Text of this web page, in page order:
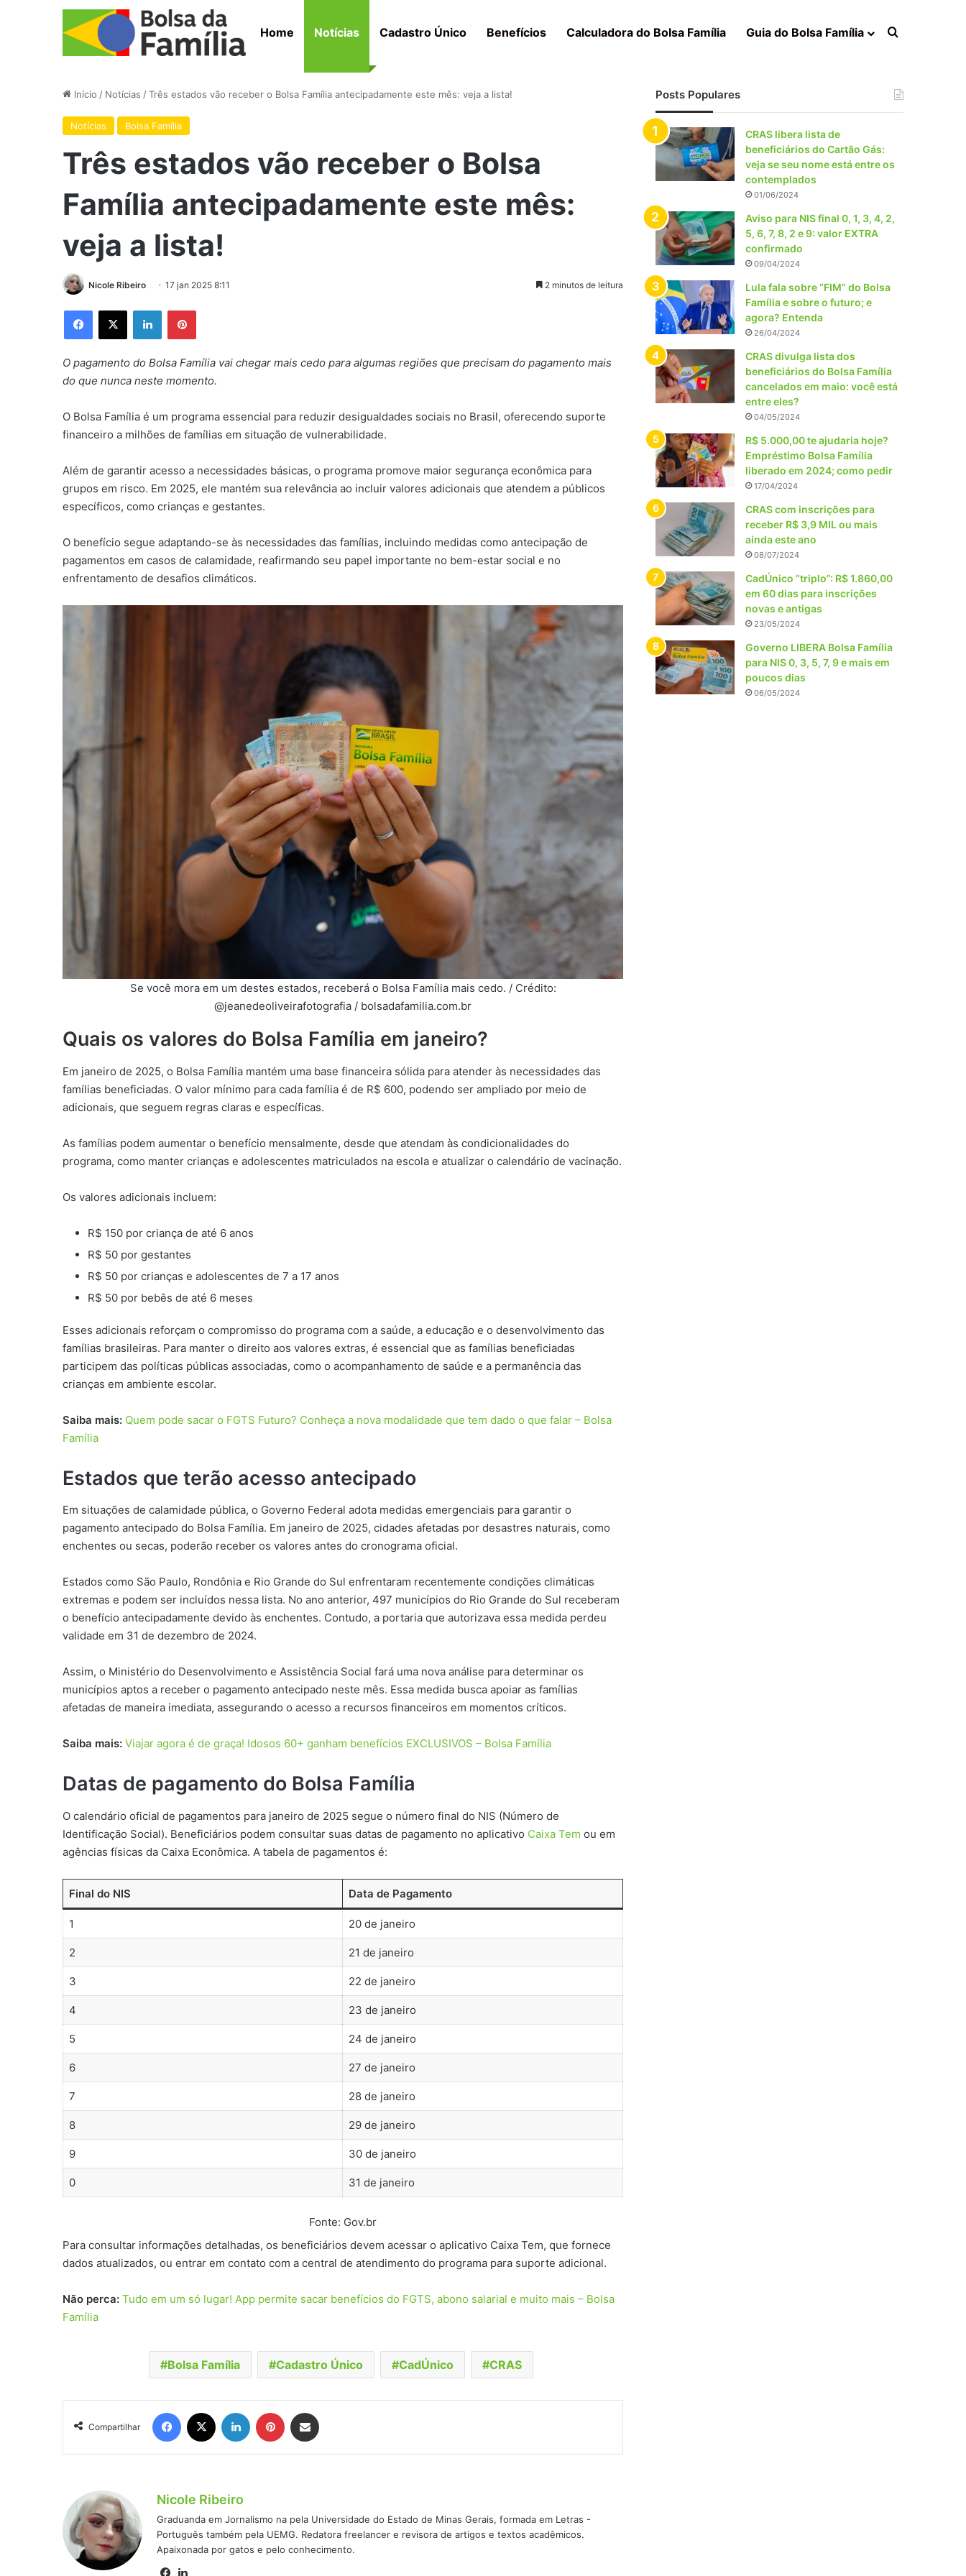
Home Notícias Cadastro Único Benefícios Calculadora do Bolsa Família Guia do Bolsa Família Procurar por
Início / Notícias /Três estados vão receber o Bolsa Família antecipadamente este mês: veja a lista!
Notícias Bolsa Família
Três estados vão receber o Bolsa
Família antecipadamente este mês:
veja a lista!
Nicole Ribeiro 17 jan 2025 8:11 2 minutos de leitura
Facebook
X LinkedinPinterest
O pagamento do Bolsa Família vai chegar mais cedo para algumas regiões que precisam do pagamento mais
do que nunca neste momento.
O Bolsa Família é um programa essencial para reduzir desigualdades sociais no Brasil, oferecendo suporte
financeiro a milhões de famílias em situação de vulnerabilidade.
Além de garantir acesso a necessidades básicas, o programa promove maior segurança econômica para
grupos em risco. Em 2025, ele mantém sua relevância ao incluir valores adicionais que atendem a públicos
específicos, como crianças e gestantes.
O benefício segue adaptando-se às necessidades das famílias, incluindo medidas como antecipação de
pagamentos em casos de calamidade, reafirmando seu papel importante no bem-estar social e no
enfrentamento de desafios climáticos.
Se você mora em um destes estados, receberá o Bolsa Família mais cedo. / Crédito:
@jeanedeoliveirafotografia / bolsadafamilia.com.br
Quais os valores do Bolsa Família em janeiro?
Em janeiro de 2025, o Bolsa Família mantém uma base financeira sólida para atender às necessidades das
famílias beneficiadas. O valor mínimo para cada família é de R$ 600, podendo ser ampliado por meio de
adicionais, que seguem regras claras e específicas.
As famílias podem aumentar o benefício mensalmente, desde que atendam às condicionalidades do
programa, como manter crianças e adolescentes matriculados na escola e atualizar o calendário de vacinação.
Os valores adicionais incluem:
R$ 150 por criança de até 6 anos
R$ 50 por gestantes
R$ 50 por crianças e adolescentes de 7 a 17 anos
R$ 50 por bebês de até 6 meses
Esses adicionais reforçam o compromisso do programa com a saúde, a educação e o desenvolvimento das
famílias brasileiras. Para manter o direito aos valores extras, é essencial que as famílias beneficiadas
participem das políticas públicas associadas, como o acompanhamento de saúde e a permanência das
crianças em ambiente escolar.
Saiba mais: Quem pode sacar o FGTS Futuro? Conheça a nova modalidade que tem dado o que falar – Bolsa
Família
Estados que terão acesso antecipado
Em situações de calamidade pública, o Governo Federal adota medidas emergenciais para garantir o
pagamento antecipado do Bolsa Família. Em janeiro de 2025, cidades afetadas por desastres naturais, como
enchentes ou secas, poderão receber os valores antes do cronograma oficial.
Estados como São Paulo, Rondônia e Rio Grande do Sul enfrentaram recentemente condições climáticas
extremas e podem ser incluídos nessa lista. No ano anterior, 497 municípios do Rio Grande do Sul receberam
o benefício antecipadamente devido às enchentes. Contudo, a portaria que autorizava essa medida perdeu
validade em 31 de dezembro de 2024.
Assim, o Ministério do Desenvolvimento e Assistência Social fará uma nova análise para determinar os
municípios aptos a receber o pagamento antecipado neste mês. Essa medida busca apoiar as famílias
afetadas de maneira imediata, assegurando o acesso a recursos financeiros em momentos críticos.
Saiba mais: Viajar agora é de graça! Idosos 60+ ganham benefícios EXCLUSIVOS – Bolsa Família
Datas de pagamento do Bolsa Família
O calendário oficial de pagamentos para janeiro de 2025 segue o número final do NIS (Número de
Identificação Social). Beneficiários podem consultar suas datas de pagamento no aplicativo Caixa Tem ou em
agências físicas da Caixa Econômica. A tabela de pagamentos é:
Final do NIS Data de Pagamento
1 20 de janeiro
2 21 de janeiro
3 22 de janeiro
4 23 de janeiro
5 24 de janeiro
6 27 de janeiro
7 28 de janeiro
8 29 de janeiro
9 30 de janeiro
0 31 de janeiro
Fonte: Gov.br
Para consultar informações detalhadas, os beneficiários devem acessar o aplicativo Caixa Tem, que fornece
dados atualizados, ou entrar em contato com a central de atendimento do programa para suporte adicional.
Não perca: Tudo em um só lugar! App permite sacar benefícios do FGTS, abono salarial e muito mais – Bolsa
Família
Bolsa Família Cadastro Único CadÚnico CRAS
Compartilhar
Facebook Linkedin Pinterest
Nicole Ribeiro
Graduanda em Jornalismo na pela Universidade do Estado de Minas Gerais, formada em Letras -
Português também pela UEMG. Redatora freelancer e revisora de artigos e textos acadêmicos.
Apaixonada por gatos e pelo conhecimento.
Facebook
Posts Populares
CRAS libera lista de
beneficiários do Cartão Gás:
veja se seu nome está entre os
contemplados
01/06/2024
Aviso para NIS final 0, 1, 3, 4, 2,
5, 6, 7, 8, 2 e 9: valor EXTRA
confirmado
09/04/2024
Lula fala sobre “FIM” do Bolsa
Família e sobre o futuro; e
agora? Entenda
26/04/2024
CRAS divulga lista dos
beneficiários do Bolsa Família
cancelados em maio: você está
entre eles?
04/05/2024
R$ 5.000,00 te ajudaria hoje?
Empréstimo Bolsa Família
liberado em 2024; como pedir
17/04/2024
CRAS com inscrições para
receber R$ 3,9 MIL ou mais
ainda este ano
08/07/2024
CadÚnico “triplo”: R$ 1.860,00
em 60 dias para inscrições
novas e antigas
23/05/2024
Governo LIBERA Bolsa Família
para NIS 0, 3, 5, 7, 9 e mais em
poucos dias
06/05/2024